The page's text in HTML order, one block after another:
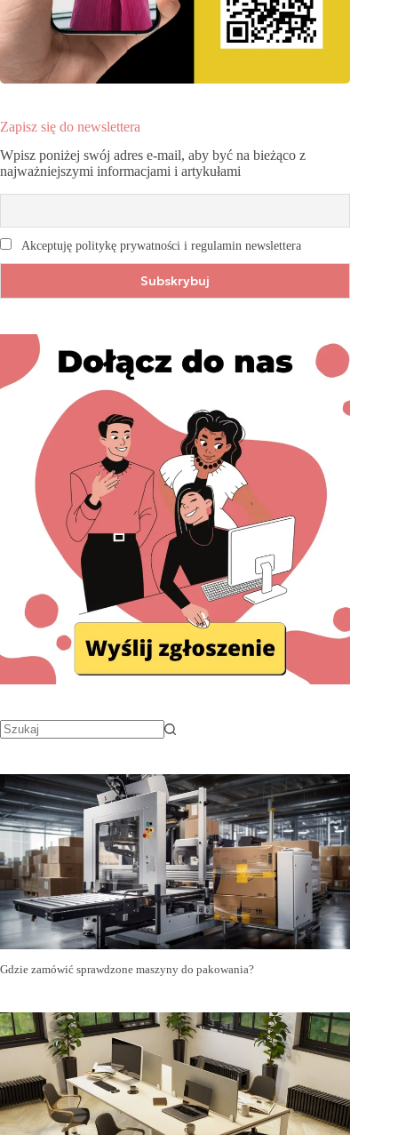
Zapisz się do newslettera
Wpisz poniżej swój adres e-mail, aby być na bieżąco z
najważniejszymi informacjami i artykułami
Akceptuję politykę prywatności i regulamin newslettera
Gdzie zamówić sprawdzone maszyny do pakowania?